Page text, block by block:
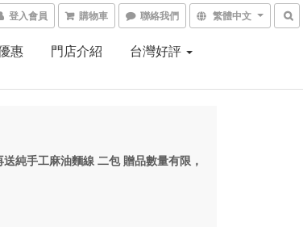
登入會員 購物車 聯絡我們 繁體中文
惠 門店介紹 台灣好評
純手工麻油麵線 二包 贈品數量有限，